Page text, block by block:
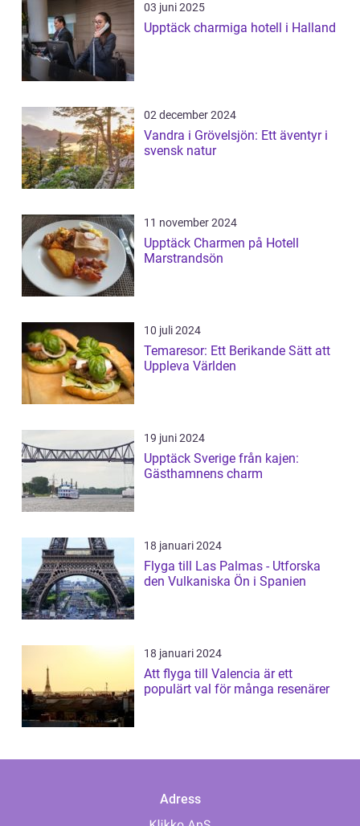
03 juni 2025
Upptäck charmiga hotell i Halland
02 december 2024
Vandra i Grövelsjön: Ett äventyr i
svensk natur
11 november 2024
Upptäck Charmen på Hotell
Marstrandsön
10 juli 2024
Temaresor: Ett Berikande Sätt att
Uppleva Världen
19 juni 2024
Upptäck Sverige från kajen:
Gästhamnens charm
18 januari 2024
Flyga till Las Palmas - Utforska
den Vulkaniska Ön i Spanien
18 januari 2024
Att flyga till Valencia är ett
populärt val för många resenärer
Adress